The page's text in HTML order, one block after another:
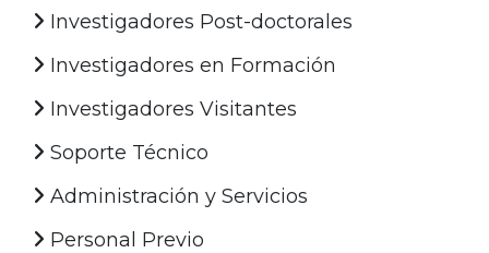
Investigadores Post-doctorales
Investigadores en Formación
Investigadores Visitantes
Soporte Técnico
Administración y Servicios
Personal Previo